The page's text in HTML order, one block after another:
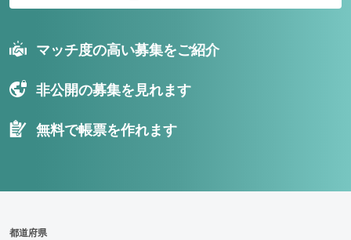
マッチ度の高い募集をご紹介
非公開の募集を見れます
無料で帳票を作れます
都道府県